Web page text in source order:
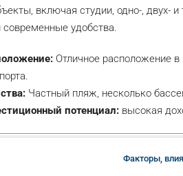
включая студии, одно-, двух-
современные удобства.
Отличное расположение в
Частный пляж, несколько
потенциал: высокая
Факторы,